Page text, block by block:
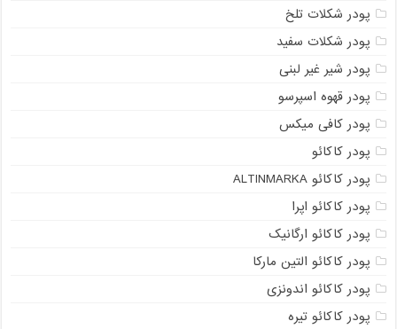
پودر شکلات تلخ
پودر شکلات سفید
پودر شیر غیر لبنی
پودر قهوه اسپرسو
پودر کافی میکس
پودر کاکائو
پودر کاکائو ALTINMARKA
پودر کاکائو اپرا
پودر کاکائو ارگانیک
پودر کاکائو التین مارکا
پودر کاکائو اندونزی
پودر کاکائو تیره